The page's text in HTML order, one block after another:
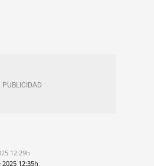
12:29h
12:35h